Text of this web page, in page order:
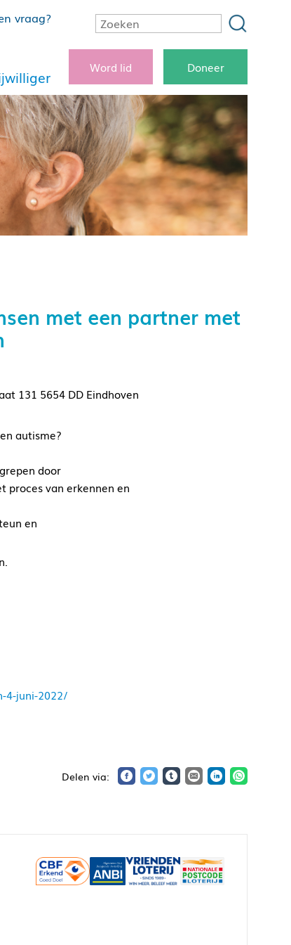
vraag?
Word lid Doneer
met een partner met
131 5654 DD Eindhoven
autisme?
door
proces van erkennen en
en
4-juni-2022/